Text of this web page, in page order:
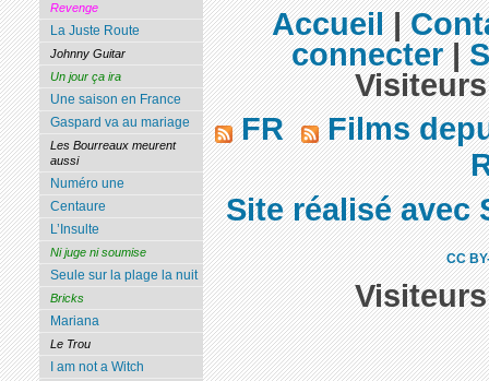
Revenge
La Juste Route
Johnny Guitar
Un jour ça ira
Une saison en France
Gaspard va au mariage
Les Bourreaux meurent
aussi
Numéro une
Centaure
L’Insulte
Ni juge ni soumise
Seule sur la plage la nuit
Bricks
Mariana
Le Trou
I am not a Witch
Accueil|
connecter|
FR
Films
Site réalisé avec
CC